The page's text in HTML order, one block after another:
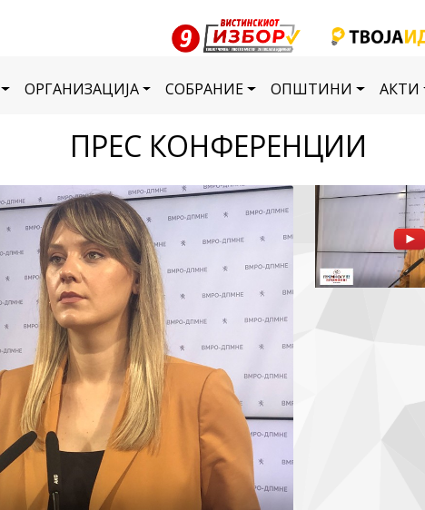
ОРГАНИЗАЦИЈА СОБРАНИЕ ОПШТИНИ АКТИ
ПРЕС КОНФЕРЕНЦИИ